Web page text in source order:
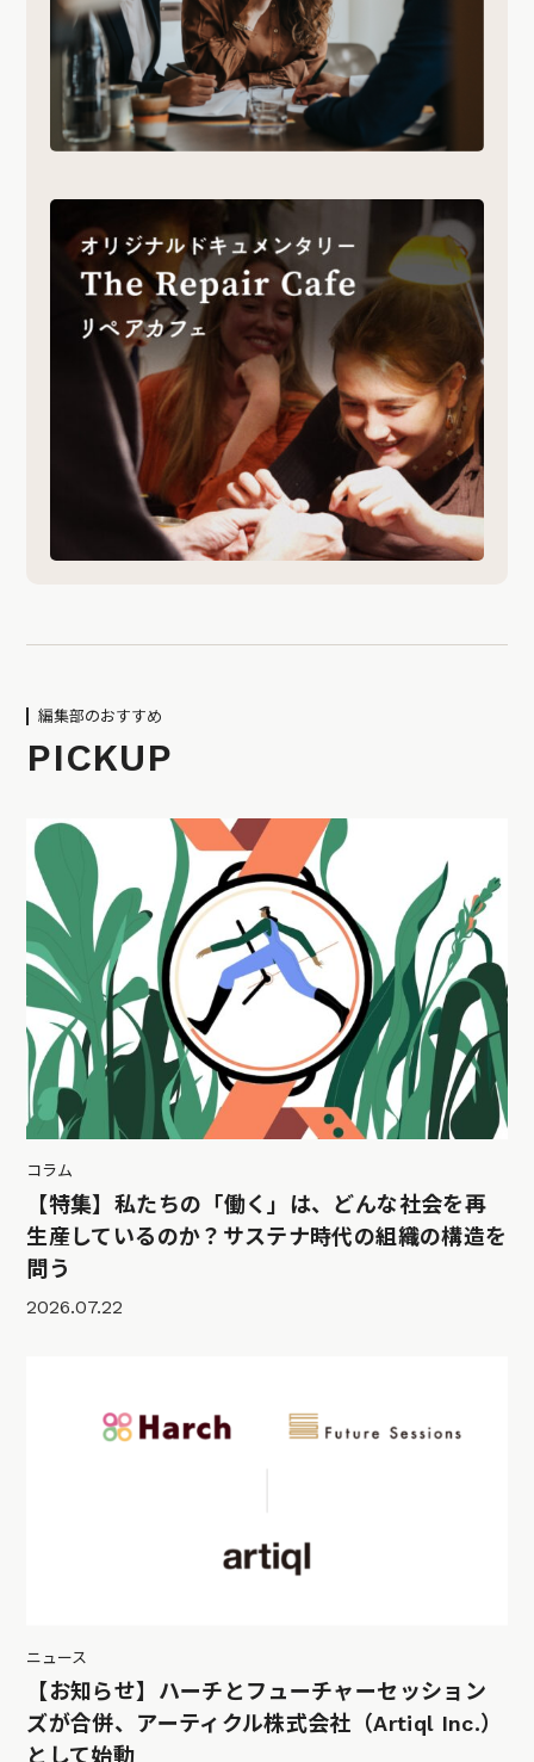
編集部のおすすめ
PICKUP
コラム
【特集】私たちの「働く」は、どんな社会を再
生産しているのか？サステナ時代の組織の構造を
問う
2026.07.22
ニュース
【お知らせ】ハーチとフューチャーセッション
ズが合併、アーティクル株式会社（Artiql Inc.）
として始動